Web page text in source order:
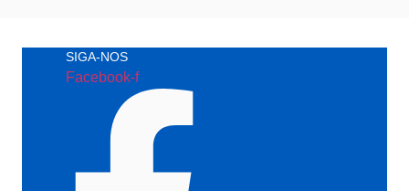
SIGA-NOS
Facebook-f